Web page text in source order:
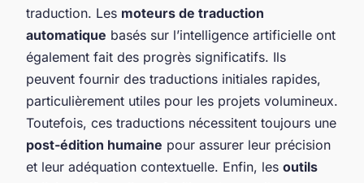
traduction. Les moteurs de traduction
automatique basés sur l’intelligence artificielle ont
également fait des progrès significatifs. Ils
peuvent fournir des traductions initiales rapides,
particulièrement utiles pour les projets volumineux.
Toutefois, ces traductions nécessitent toujours une
post-édition humaine pour assurer leur précision
et leur adéquation contextuelle. Enfin, les outils